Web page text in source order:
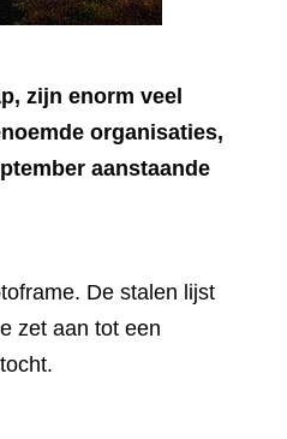
zijn enorm veel
organisaties,
aanstaande
De stalen lijst
zet aan tot een